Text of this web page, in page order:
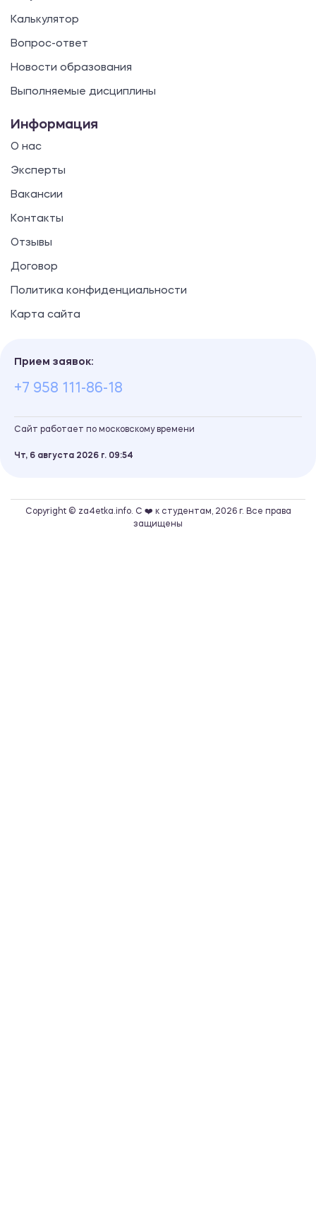
Калькулятор
Вопрос-ответ
Новости образования
Выполняемые дисциплины
Информация
О нас
Эксперты
Вакансии
Контакты
Отзывы
Договор
Политика конфиденциальности
Карта сайта
Прием заявок:
+7 958 111-86-18
Сайт работает по московскому времени
Чт, 6 августа 2026 г. 09 54
Copyright © za4etka.info. С ❤️ к студентам, 2026 г. Все права
защищены